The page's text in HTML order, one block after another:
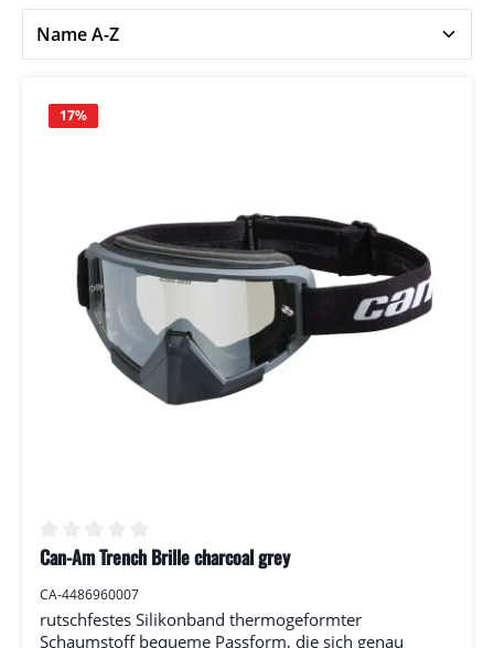
17%
Durchschnittliche Bewertung von 0 von 5 Sternen
Can-Am Trench Brille charcoal grey
CA-4486960007
rutschfestes Silikonband thermogeformter
Schaumstoff bequeme Passform, die sich genau